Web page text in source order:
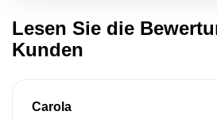
Lesen Sie die
Kunden
Carola